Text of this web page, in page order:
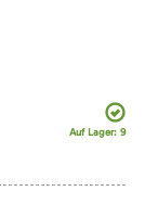
Auf Lager: 9